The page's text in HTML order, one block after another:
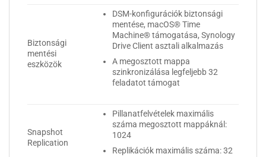
Biztonsági
mentési
eszközök
DSM-konfigurációk biztonsági
mentése, macOS® Time
Machine® támogatása, Synology
Drive Client asztali alkalmazás
A megosztott mappa
szinkronizálása legfeljebb 32
feladatot támogat
Snapshot
Replication
Pillanatfelvételek maximális
száma megosztott mappáknál:
1024
Replikációk maximális száma: 32